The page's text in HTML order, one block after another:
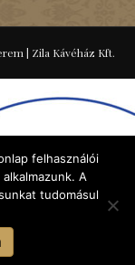
| Zila Kávéház Kft.
felhasználói
A
tudomásul